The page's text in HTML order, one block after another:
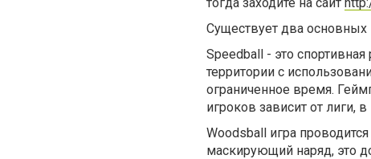
Существует два основных
Speedball - это
территории с
ограниченное время.
игроков зависит от лиги,
Woodsball игра
маскирующий наряд, это